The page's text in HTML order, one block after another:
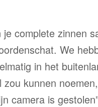
complete zinnen
We
in het
kunnen
camera is